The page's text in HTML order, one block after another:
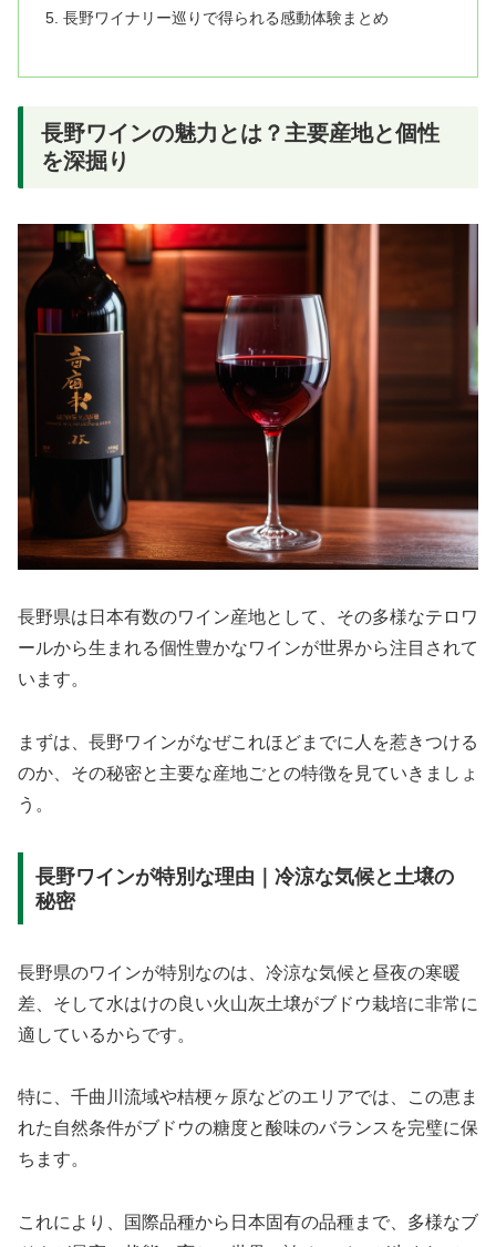
長野ワイナリー巡りで得られる感動体験まとめ
長野ワインの魅力とは？主要産地と個性
を深掘り
長野県は日本有数のワイン産地として、その多様なテロワ
ールから生まれる個性豊かなワインが世界から注目されて
います。
まずは、長野ワインがなぜこれほどまでに人を惹きつける
のか、その秘密と主要な産地ごとの特徴を見ていきましょ
う。
長野ワインが特別な理由｜冷涼な気候と土壌の
秘密
長野県のワインが特別なのは、冷涼な気候と昼夜の寒暖
差、そして水はけの良い火山灰土壌がブドウ栽培に非常に
適しているからです。
特に、千曲川流域や桔梗ヶ原などのエリアでは、この恵ま
れた自然条件がブドウの糖度と酸味のバランスを完璧に保
ちます。
これにより、国際品種から日本固有の品種まで、多様なブ